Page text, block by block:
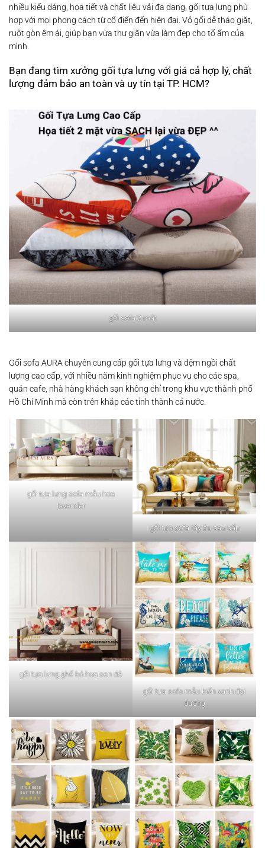
nhiều kiểu dáng, họa tiết và chất liệu vải đa dạng, gối tựa lưng phù
hợp với mọi phong cách từ cổ điển đến hiện đại. Vỏ gối dễ tháo giặt,
ruột gòn êm ái, giúp bạn vừa thư giãn vừa làm đẹp cho tổ ấm của
mình.
Bạn đang tìm xưởng gối tựa lưng với giá cả hợp lý, chất
lượng đảm bảo an toàn và uy tín tại TP. HCM?
gối sofa 2 mặt
Gối sofa AURA chuyên cung cấp gối tựa lưng và đệm ngồi chất
lượng cao cấp, với nhiều năm kinh nghiệm phục vụ cho các spa,
quán cafe, nhà hàng khách sạn không chỉ trong khu vực thành phố
Hồ Chí Minh mà còn trên khắp các tỉnh thành cả nước.
gối tựa lưng sofa mẫu hoa
lavender
gối tựa sofa tây âu cao cấp
gối tựa lưng ghế bó hoa sen đỏ
gối tựa sofa mẫu biển xanh đại
dương